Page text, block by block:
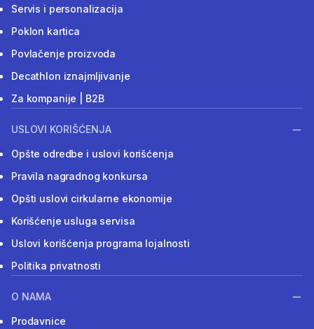
Servis i personalizacija
Poklon kartica
Povlačenje proizvoda
Decathlon iznajmljivanje
Za kompanije | B2B
USLOVI KORIŠĆENJA
Opšte odredbe i uslovi korišćenja
Pravila nagradnog konkursa
Opšti uslovi cirkularne ekonomije
Korišćenje usluga servisa
Uslovi korišćenja programa lojalnosti
Politika privatnosti
O NAMA
Prodavnice